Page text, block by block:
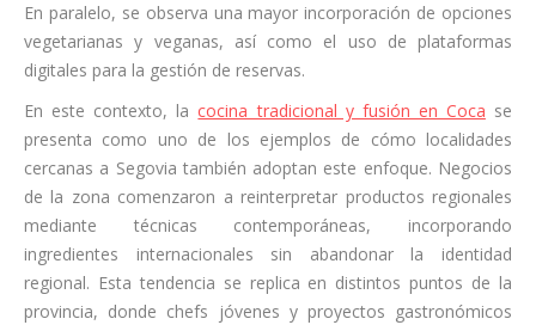
En paralelo, se observa una mayor incorporación de opciones
vegetarianas y veganas, así como el uso de plataformas
digitales para la gestión de reservas.
En este contexto, lacocina tradicional y fusión en Coca se
presenta como uno de los ejemplos de cómo localidades
cercanas a Segovia también adoptan este enfoque. Negocios
de la zona comenzaron a reinterpretar productos regionales
mediante técnicas contemporáneas, incorporando
ingredientes internacionales sin abandonar la identidad
regional. Esta tendencia se replica en distintos puntos de la
provincia, donde chefs jóvenes y proyectos gastronómicos